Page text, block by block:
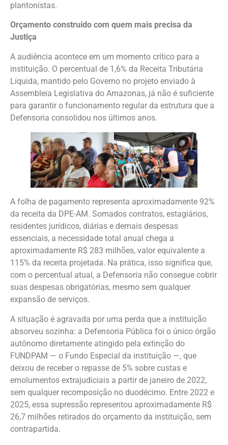
plantonistas.
Orçamento construído com quem mais precisa da
Justiça
A audiência acontece em um momento crítico para a
instituição. O percentual de 1,6% da Receita Tributária
Líquida, mantido pelo Governo no projeto enviado à
Assembleia Legislativa do Amazonas, já não é suficiente
para garantir o funcionamento regular da estrutura que a
Defensoria consolidou nos últimos anos.
A folha de pagamento representa aproximadamente 92%
da receita da DPE-AM. Somados contratos, estagiários,
residentes jurídicos, diárias e demais despesas
essenciais, a necessidade total anual chega a
aproximadamente R$ 283 milhões, valor equivalente a
115% da receita projetada. Na prática, isso significa que,
com o percentual atual, a Defensoria não consegue cobrir
suas despesas obrigatórias, mesmo sem qualquer
expansão de serviços.
A situação é agravada por uma perda que a instituição
absorveu sozinha: a Defensoria Pública foi o único órgão
autônomo diretamente atingido pela extinção do
FUNDPAM — o Fundo Especial da instituição —, que
deixou de receber o repasse de 5% sobre custas e
emolumentos extrajudiciais a partir de janeiro de 2022,
sem qualquer recomposição no duodécimo. Entre 2022 e
2025, essa supressão representou aproximadamente R$
26,7 milhões retirados do orçamento da instituição, sem
contrapartida.